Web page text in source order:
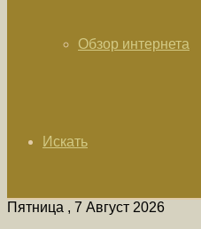
Обзор интернета
Искать
Пятница , 7 Август 2026